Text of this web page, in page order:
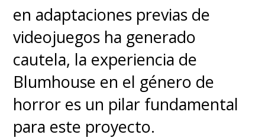
en adaptaciones previas de
videojuegos ha generado
cautela, la experiencia de
Blumhouse en el género de
horror es un pilar fundamental
para este proyecto.